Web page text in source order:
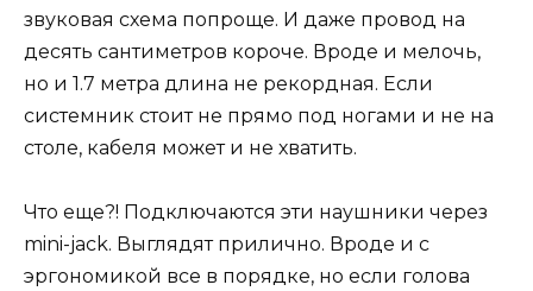
звуковая схема попроще. И даже провод на
десять сантиметров короче. Вроде и мелочь,
но и 1.7 метра длина не рекордная. Если
системник стоит не прямо под ногами и не на
столе, кабеля может и не хватить.
Что еще?! Подключаются эти наушники через
mini-jack. Выглядят прилично. Вроде и с
эргономикой все в порядке, но если голова